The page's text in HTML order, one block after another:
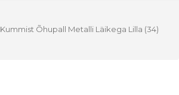
Kummist Õhupall Metalli Läikega Lilla (34)